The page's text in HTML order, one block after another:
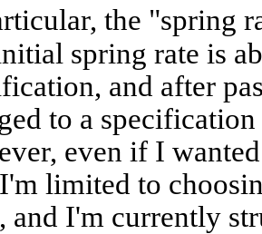
the "spring
spring rate is
and after
to a
even if I
limited to
and I'm currently